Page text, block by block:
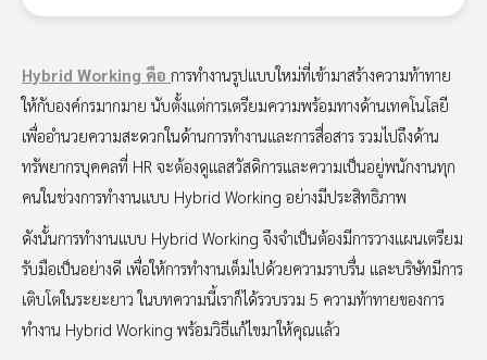
Hybrid Working คือ การทำงานรูปแบบใหม่ที่เข้ามาสร้างความท้าทาย
ให้กับองค์กรมากมาย นับตั้งแต่การเตรียมความพร้อมทางด้านเทคโนโลยี
เพื่ออำนวยความสะดวกในด้านการทำงานและการสื่อสาร รวมไปถึงด้าน
ทรัพยากรบุคคลที่ HR จะต้องดูแลสวัสดิการและความเป็นอยู่พนักงานทุก
คนในช่วงการทำงานแบบ Hybrid Working อย่างมีประสิทธิภาพ
ดังนั้นการทำงานแบบ Hybrid Working จึงจำเป็นต้องมีการวางแผนเตรียม
รับมือเป็นอย่างดี เพื่อให้การทำงานเต็มไปด้วยความราบรื่น และบริษัทมีการ
เติบโตในระยะยาว ในบทความนี้เราก็ได้รวบรวม 5 ความท้าทายของการ
ทำงาน Hybrid Working พร้อมวิธีแก้ไขมาให้คุณแล้ว